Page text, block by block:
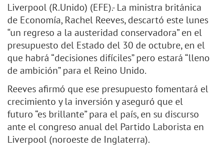
Liverpool (R.Unido) (EFE).- La ministra británica
de Economía, Rachel Reeves, descartó este lunes
“un regreso a la austeridad conservadora” en el
presupuesto del Estado del 30 de octubre, en el
que habrá “decisiones difíciles” pero estará “lleno
de ambición” para el Reino Unido.
Reeves afirmó que ese presupuesto fomentará el
crecimiento y la inversión y aseguró que el
futuro “es brillante” para el país, en su discurso
ante el congreso anual del Partido Laborista en
Liverpool (noroeste de Inglaterra).